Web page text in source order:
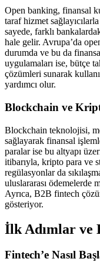
Open banking, finansal
taraf hizmet
sayede, farklı
hale gelir. Avrupa’da
durumda ve bu da
uygulamaları ise, bütçe
çözümleri sunarak
yardımcı olur.
Blockchain ve
Blockchain teknolojisi,
sağlayarak finansal
paralar ise bu altyapı
itibarıyla, kripto para ve
regülasyonlar da
uluslararası ödemelerde
Ayrıca, B2B fintech
gösteriyor.
İlk Adımlar ve
Fintech’e Nasıl